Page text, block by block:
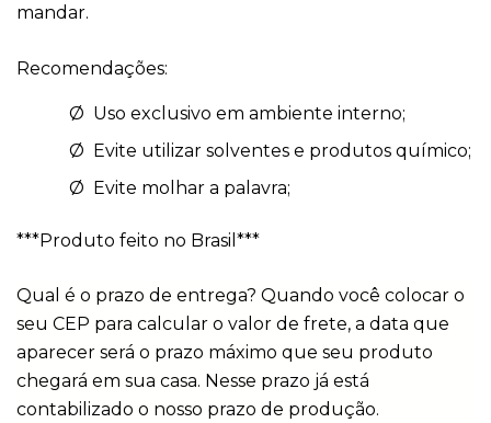
mandar.
Recomendações:
Ø  Uso exclusivo em ambiente interno;
Ø  Evite utilizar solventes e produtos químico;
Ø  Evite molhar a palavra;
***Produto feito no Brasil***
Qual é o prazo de entrega? Quando você colocar o
seu CEP para calcular o valor de frete, a data que
aparecer será o prazo máximo que seu produto
chegará em sua casa. Nesse prazo já está
contabilizado o nosso prazo de produção.